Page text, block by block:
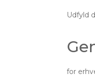
Udfyld
for